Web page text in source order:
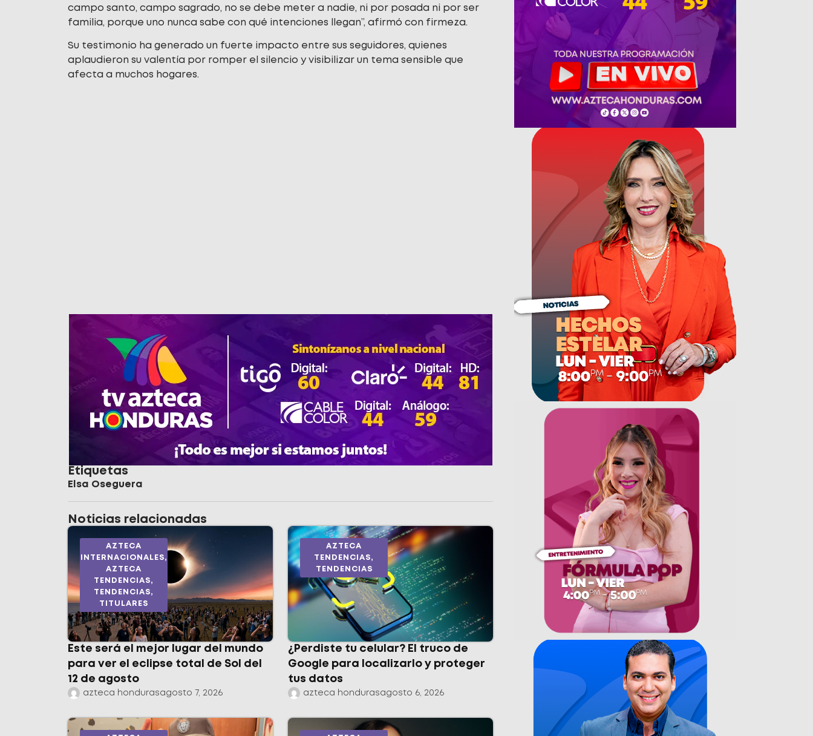
campo santo, campo sagrado, no se debe meter a nadie, ni por posada ni por ser
familia, porque uno nunca sabe con qué intenciones llegan”, afirmó con firmeza.
Su testimonio ha generado un fuerte impacto entre sus seguidores, quienes
aplaudieron su valentía por romper el silencio y visibilizar un tema sensible que
afecta a muchos hogares.
Etiquetas
Elsa Oseguera
Noticias relacionadas
AZTECA
INTERNACIONALES,
AZTECA
TENDENCIAS,
TENDENCIAS,
TITULARES
Este será el mejor lugar del mundo
para ver el eclipse total de Sol del
12 de agosto
azteca hondurasagosto 7, 2026
AZTECA
TENDENCIAS,
TENDENCIAS
¿Perdiste tu celular? El truco de
Google para localizarlo y proteger
tus datos
azteca hondurasagosto 6, 2026